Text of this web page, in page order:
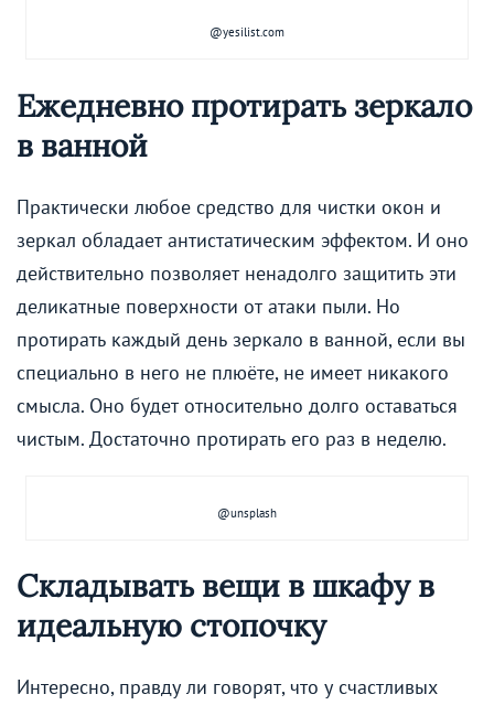
@yesilist.com
Ежедневно протирать зеркало
в ванной
Практически любое средство для чистки окон и
зеркал обладает антистатическим эффектом. И оно
действительно позволяет ненадолго защитить эти
деликатные поверхности от атаки пыли. Но
протирать каждый день зеркало в ванной, если вы
специально в него не плюёте, не имеет никакого
смысла. Оно будет относительно долго оставаться
чистым. Достаточно протирать его раз в неделю.
@unsplash
Складывать вещи в шкафу в
идеальную стопочку
Интересно, правду ли говорят, что у счастливых